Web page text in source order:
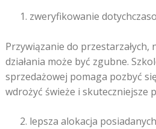
zweryfikowanie
Przywiązanie do przestarzałych,
działania może być zgubne.
sprzedażowej pomaga pozbyć
wdrożyć świeże i skuteczniejsze
lepsza alokacja